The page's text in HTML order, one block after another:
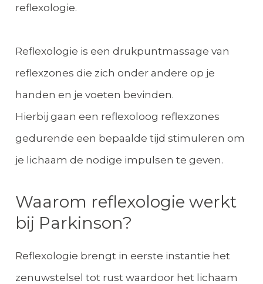
reflexologie.
Reflexologie is een drukpuntmassage van
reflexzones die zich onder andere op je
handen en je voeten bevinden.
Hierbij gaan een reflexoloog reflexzones
gedurende een bepaalde tijd stimuleren om
je lichaam de nodige impulsen te geven.
Waarom reflexologie werkt
bij Parkinson?
Reflexologie brengt in eerste instantie het
zenuwstelsel tot rust waardoor het lichaam